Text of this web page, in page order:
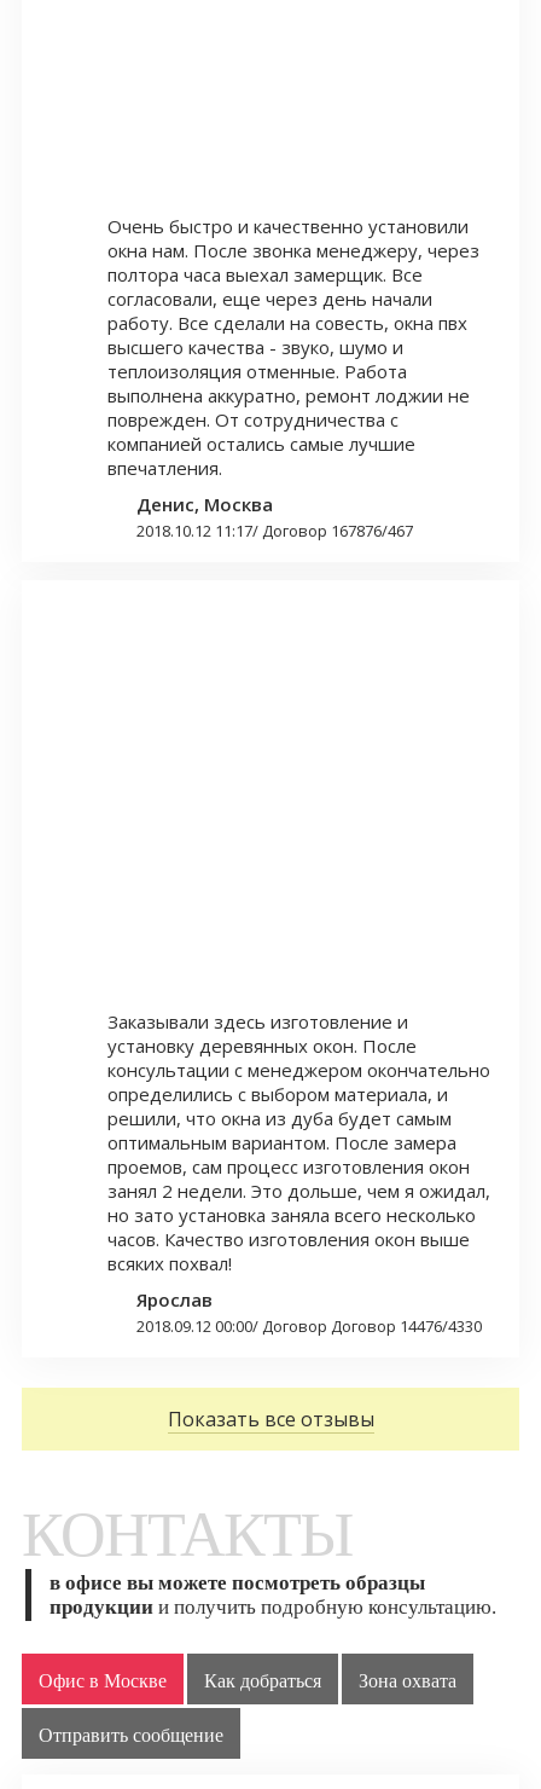
Очень быстро и качественно установили
окна нам. После звонка менеджеру, через
полтора часа выехал замерщик. Все
согласовали, еще через день начали
работу. Все сделали на совесть, окна пвх
высшего качества - звуко, шумо и
теплоизоляция отменные. Работа
выполнена аккуратно, ремонт лоджии не
поврежден. От сотрудничества с
компанией остались самые лучшие
впечатления.
Денис, Москва
2018.10.12 11:17/Договор 167876/467
Заказывали здесь изготовление и
установку деревянных окон. После
консультации с менеджером окончательно
определились с выбором материала, и
решили, что окна из дуба будет самым
оптимальным вариантом. После замера
проемов, сам процесс изготовления окон
занял 2 недели. Это дольше, чем я ожидал,
но зато установка заняла всего несколько
часов. Качество изготовления окон выше
всяких похвал!
Ярослав
2018.09.12 00:00/Договор Договор 14476/4330
Показать все отзывы
КОНТАКТЫ
в офисе вы можете посмотреть образцы
продукциии получить подробную консультацию.
Офис в Москве Как добраться Зона охвата
Отправить сообщение